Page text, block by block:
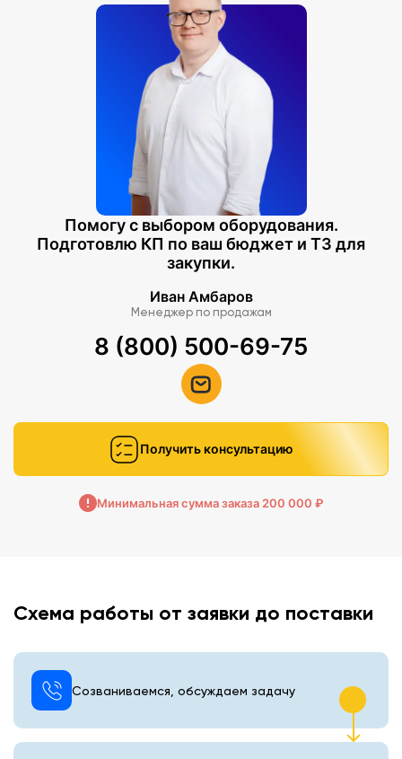
Помогу с выбором оборудования.
Подготовлю КП по ваш бюджет и ТЗ для
закупки.
Иван Амбаров
Менеджер по продажам
8 (800) 500-69-75
Получить консультацию
Минимальная сумма заказа 200 000 ₽
Схема работы от заявки до поставки
Созваниваемся, обсуждаем задачу